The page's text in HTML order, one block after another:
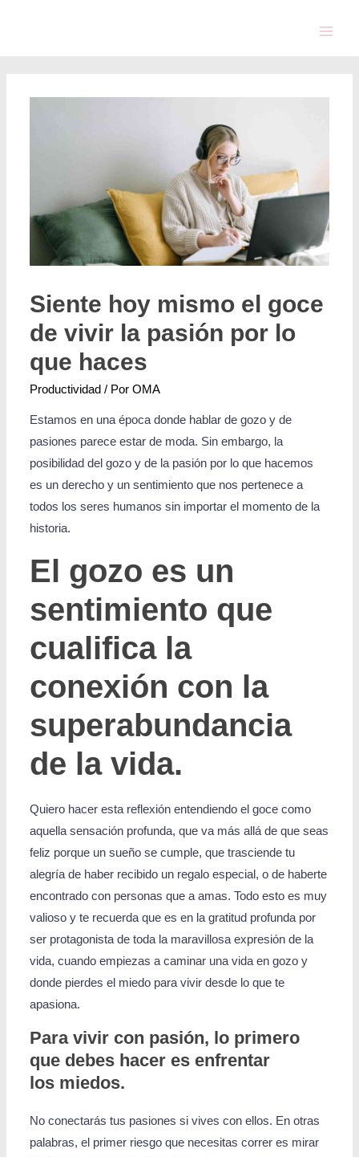
Siente hoy mismo el goce
de vivir la pasión por lo
que haces
Productividad / PorOMA
Estamos en una época donde hablar de gozo y de
pasiones parece estar de moda. Sin embargo, la
posibilidad del gozo y de la pasión por lo que hacemos
es un derecho y un sentimiento que nos pertenece a
todos los seres humanos sin importar el momento de la
historia.
El gozo es un
sentimiento que
cualifica la
conexión con la
superabundancia
de la vida.
Quiero hacer esta reflexión entendiendo el goce como
aquella sensación profunda, que va más allá de que seas
feliz porque un sueño se cumple, que trasciende tu
alegría de haber recibido un regalo especial, o de haberte
encontrado con personas que a amas. Todo esto es muy
valioso y te recuerda que es en la gratitud profunda por
ser protagonista de toda la maravillosa expresión de la
vida, cuando empiezas a caminar una vida en gozo y
donde pierdes el miedo para vivir desde lo que te
apasiona.
Para vivir con pasión, lo primero
que debes hacer es enfrentar
los miedos.
No conectarás tus pasiones si vives con ellos. En otras
palabras, el primer riesgo que necesitas correr es mirar